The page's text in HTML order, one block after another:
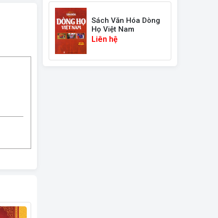
Sách Văn Hóa Dòng
Họ Việt Nam
Liên hệ